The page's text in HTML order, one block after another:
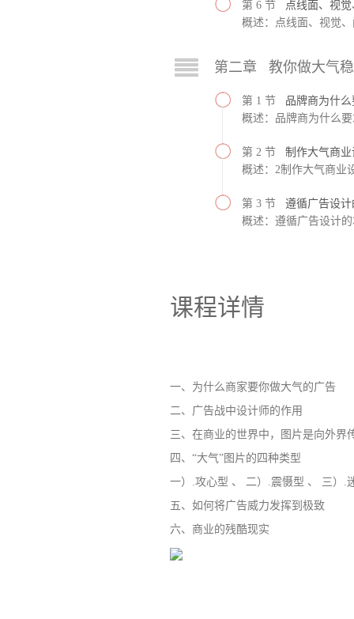
第 6 节 点线面、视
概述：点线面、视觉
第二章 教你做大气
第 1 节 品牌商为什
概述：品牌商为什么
第 2 节 制作大气商
概述：2制作大气商业
第 3 节 遵循广告设
概述：遵循广告设计
课程详情
一、为什么商家要你做大气的广告
二、广告战中设计师的作用
三、在商业的世界中，图片是向外界
四、“大气”图片的四种类型
一）.攻心型 、 二）.震慑型 、 三）.
五、如何将广告威力发挥到极致
六、商业的残酷现实